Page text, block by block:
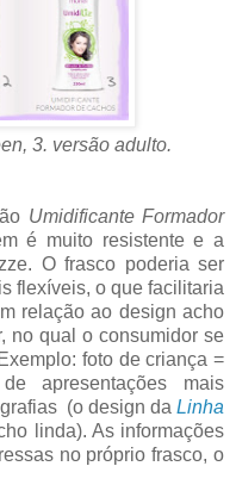
3. versão adulto.
Umidificante Formador
é muito resistente e a
O frasco poderia ser
flexíveis, o que facilitaria
relação ao design acho
no qual o consumidor se
foto de criança =
apresentações mais
(o design da Linha
linda). As informações
no próprio frasco, o